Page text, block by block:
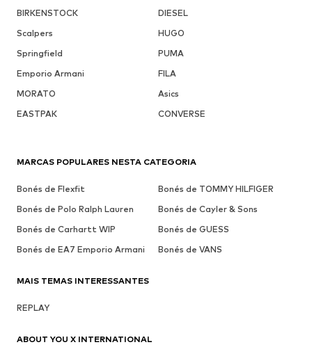
BIRKENSTOCK
DIESEL
Scalpers
HUGO
Springfield
PUMA
Emporio Armani
FILA
MORATO
Asics
EASTPAK
CONVERSE
MARCAS POPULARES NESTA CATEGORIA
Bonés de Flexfit
Bonés de TOMMY HILFIGER
Bonés de Polo Ralph Lauren
Bonés de Cayler & Sons
Bonés de Carhartt WIP
Bonés de GUESS
Bonés de EA7 Emporio Armani
Bonés de VANS
MAIS TEMAS INTERESSANTES
REPLAY
ABOUT YOU X INTERNATIONAL